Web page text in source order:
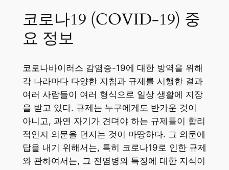
코로나19 (COVID-19) 중
요 정보
코로나바이러스 감염증-19에 대한 방역을 위해
각 나라마다 다양한 지침과 규제를 시행한 결과
여러 사람들이 여러 형식으로 일상 생활에 지장
을 받고 있다. 규제는 누구에게도 반가운 것이
아니고, 과연 자기가 견뎌야 하는 규제들이 합리
적인지 의문을 던지는 것이 마땅하다. 그 의문에
답을 내기 위해서는, 특히 코로나19로 인한 규제
와 관하여서는, 그 전염병의 특징에 대한 지식이